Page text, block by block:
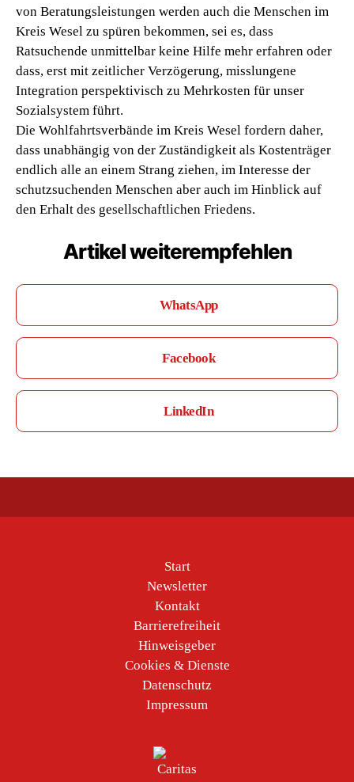
von Beratungsleistungen werden auch die Menschen im
Kreis Wesel zu spüren bekommen, sei es, dass
Ratsuchende unmittelbar keine Hilfe mehr erfahren oder
dass, erst mit zeitlicher Verzögerung, misslungene
Integration perspektivisch zu Mehrkosten für unser
Sozialsystem führt.
Die Wohlfahrtsverbände im Kreis Wesel fordern daher,
dass unabhängig von der Zuständigkeit als Kostenträger
endlich alle an einem Strang ziehen, im Interesse der
schutzsuchenden Menschen aber auch im Hinblick auf
den Erhalt des gesellschaftlichen Friedens.
Artikel weiterempfehlen
WhatsApp
Facebook
LinkedIn
Start
Newsletter
Kontakt
Barrierefreiheit
Hinweisgeber
Cookies & Dienste
Datenschutz
Impressum